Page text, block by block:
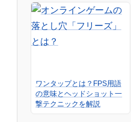
ワンタップとは？FPS用語
の意味とヘッドショット一
撃テクニックを解説